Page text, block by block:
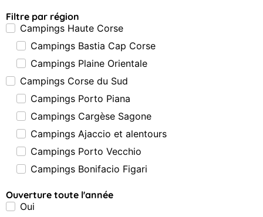
Filtre par région
Campings Haute Corse
Campings Bastia Cap Corse
Campings Plaine Orientale
Campings Corse du Sud
Campings Porto Piana
Campings Cargèse Sagone
Campings Ajaccio et alentours
Campings Porto Vecchio
Campings Bonifacio Figari
Ouverture toute l'année
Oui